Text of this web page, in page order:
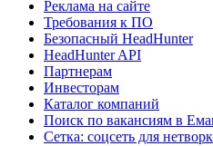
Реклама на сайте
Требования к ПО
Безопасный HeadHunter
HeadHunter API
Партнерам
Инвесторам
Каталог компаний
Поиск по вакансиям в
Сетка: соцсеть для